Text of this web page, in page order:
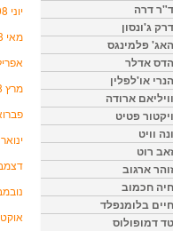
יוני 2008
מאי 2008
אפריל
מרץ 2008
פברואר
ינואר 2008
דצמבר
נובמבר
ד"ר דרה
דרק ג'ונסון
האג' פלמינגס
הדס אדלר
הנרי או'לפלין
וויליאם ארודה
ויקטור פטיט
ונה וויט
זאב רוט
זוהר ארגוב
חיה חכמוב
חיים בלומנפלד
טד דמופולוס